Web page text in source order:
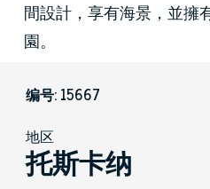
間設計，享有海景，並擁
園。
编号: 15667
地区
托斯卡纳